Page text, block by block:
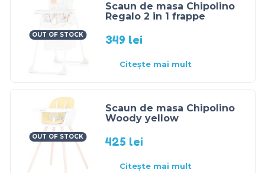
OUT OF STOCK
Scaun de masa Chipolino
Regalo 2 in 1 frappe
349 lei
Citește mai mult
OUT OF STOCK
Scaun de masa Chipolino
Woody yellow
425 lei
Citește mai mult